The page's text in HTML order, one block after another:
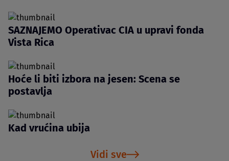
SAZNAJEMO Operativac CIA u upravi fonda
Vista Rica
Hoće li biti izbora na jesen: Scena se
postavlja
Kad vrućina ubija
Vidi sve